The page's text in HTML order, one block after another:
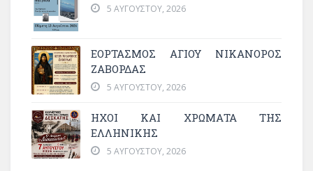
5 ΑΥΓΟΎΣΤΟΥ, 2026
ΕΟΡΤΑΣΜΟΣ ΑΓΙΟΥ ΝΙΚΑΝΟΡΟΣ
ΖΑΒΟΡΔΑΣ
5 ΑΥΓΟΎΣΤΟΥ, 2026
ΗΧΟΙ ΚΑΙ ΧΡΩΜΑΤΑ ΤΗΣ
ΕΛΛΗΝΙΚΗΣ
5 ΑΥΓΟΎΣΤΟΥ, 2026